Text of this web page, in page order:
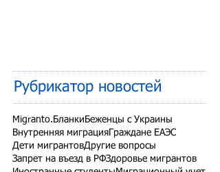
Рубрикатор новостей
Migranto.Бланки Беженцы с Украины
Внутренняя миграция Граждане ЕАЭС
Дети мигрантовДругие вопросы
Запрет на въезд в РФЗдоровье мигрантов